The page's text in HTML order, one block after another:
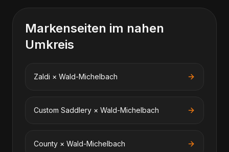
Markenseiten im nahen
Umkreis
Zaldi × Wald-Michelbach
Custom Saddlery × Wald-Michelbach
County × Wald-Michelbach